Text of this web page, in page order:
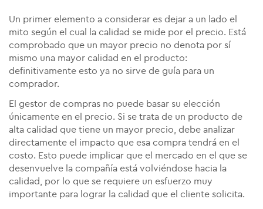
Un primer elemento a considerar es dejar a un lado el
mito según el cual la calidad se mide por el precio. Está
comprobado que un mayor precio no denota por sí
mismo una mayor calidad en el producto:
definitivamente esto ya no sirve de guía para un
comprador.
El gestor de compras no puede basar su elección
únicamente en el precio. Si se trata de un producto de
alta calidad que tiene un mayor precio, debe analizar
directamente el impacto que esa compra tendrá en el
costo. Esto puede implicar que el mercado en el que se
desenvuelve la compañía está volviéndose hacia la
calidad, por lo que se requiere un esfuerzo muy
importante para lograr la calidad que el cliente solicita.